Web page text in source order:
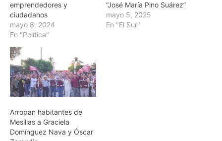
emprendedores y
ciudadanos
mayo 8, 2024
En "Política"
“José María Pino Suárez”
mayo 5, 2025
En "El Sur"
Arropan habitantes de
Mesillas a Graciela
Domínguez Nava y Óscar